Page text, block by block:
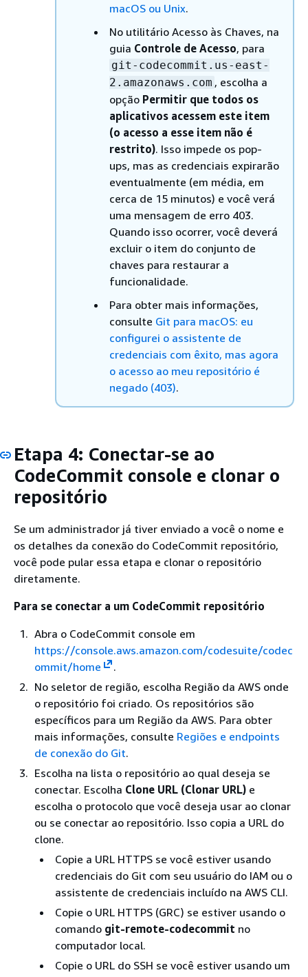
macOS ou Unix.
No utilitário Acesso às Chaves, na
guia Controle de Acesso, para
git-codecommit.us-east-
2.amazonaws.com , escolha a
opção Permitir que todos os
aplicativos acessem este item
(o acesso a esse item não é
restrito). Isso impede os pop-
ups, mas as credenciais expirarão
eventualmente (em média, em
cerca de 15 minutos) e você verá
uma mensagem de erro 403.
Quando isso ocorrer, você deverá
excluir o item do conjunto de
chaves para restaurar a
funcionalidade.
Para obter mais informações,
consulte Git para macOS: eu
configurei o assistente de
credenciais com êxito, mas agora
o acesso ao meu repositório é
negado (403).
Etapa 4: Conectar-se ao
CodeCommit console e clonar o
repositório
Se um administrador já tiver enviado a você o nome e
os detalhes da conexão do CodeCommit repositório,
você pode pular essa etapa e clonar o repositório
diretamente.
Para se conectar a um CodeCommit repositório
Abra o CodeCommit console em
https://console.aws.amazon.com/codesuite/codec
ommit/home
.
No seletor de região, escolha Região da AWS onde
o repositório foi criado. Os repositórios são
específicos para um Região da AWS. Para obter
mais informações, consulte Regiões e endpoints
de conexão do Git.
Escolha na lista o repositório ao qual deseja se
conectar. Escolha Clone URL (Clonar URL) e
escolha o protocolo que você deseja usar ao clonar
ou se conectar ao repositório. Isso copia a URL do
clone.
Copie a URL HTTPS se você estiver usando
credenciais do Git com seu usuário do IAM ou o
assistente de credenciais incluído na AWS CLI.
Copie o URL HTTPS (GRC) se estiver usando o
comando git-remote-codecommit no
computador local.
Copie o URL do SSH se você estiver usando um